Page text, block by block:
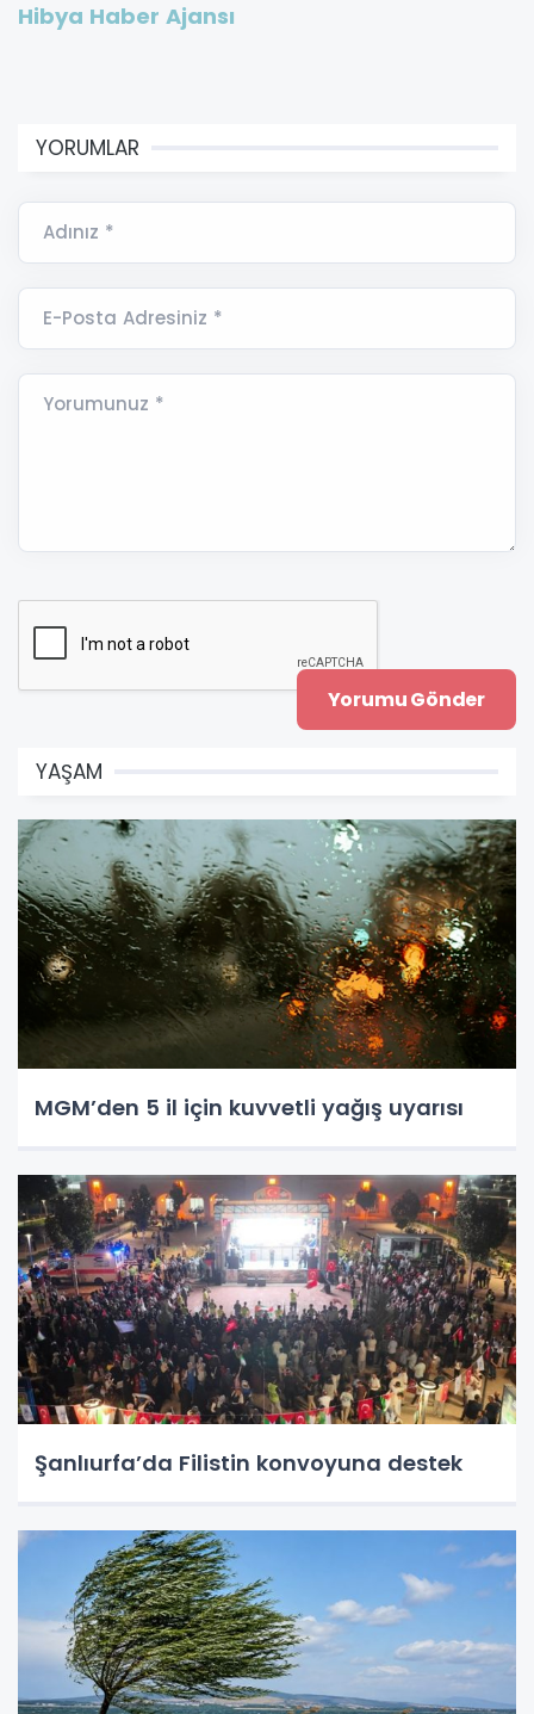
Hibya Haber Ajansı
YORUMLAR
Adınız *
E-Posta Adresiniz *
Yorumunuz *
YAŞAM
MGM’den 5 il için kuvvetli yağış uyarısı
Şanlıurfa’da Filistin konvoyuna destek